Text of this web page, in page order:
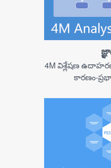
4M విశ్లేషణ
కారణం-